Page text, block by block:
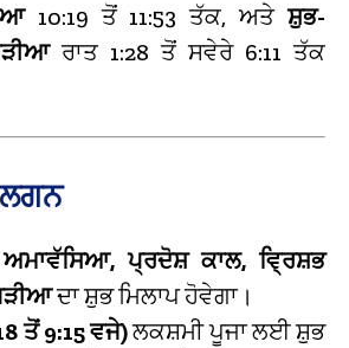
10:19 ਤੋਂ 11:53 ਤੱਕ, ਅਤੇਸ਼ੁਭ-
ਰਾਤ 1:28 ਤੋਂ ਸਵੇਰੇ 6:11 ਤੱਕ
ਅਮਾਵੱਸਿਆ, ਪ੍ਰਦੋਸ਼ ਕਾਲ, ਵ੍ਰਿਸ਼ਭ
ਦਾ ਸ਼ੁਭ ਮਿਲਾਪ ਹੋਵੇਗਾ।
ਤੋਂ 9:15 ਵਜੇ)ਲਕਸ਼ਮੀ ਪੂਜਾ ਲਈ ਸ਼ੁਭ